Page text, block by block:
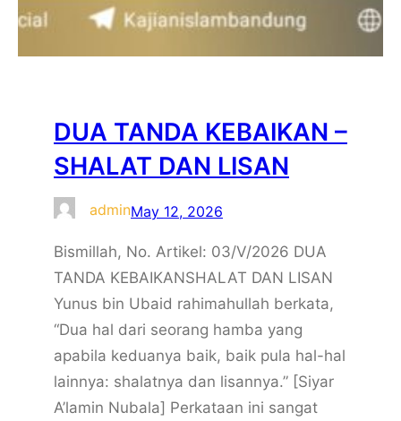
DUA TANDA KEBAIKAN –
SHALAT DAN LISAN
adminMay 12, 2026
Bismillah, No. Artikel: 03/V/2026 DUA
TANDA KEBAIKANSHALAT DAN LISAN
Yunus bin Ubaid rahimahullah berkata,
“Dua hal dari seorang hamba yang
apabila keduanya baik, baik pula hal-hal
lainnya: shalatnya dan lisannya.” [Siyar
A’lamin Nubala] Perkataan ini sangat